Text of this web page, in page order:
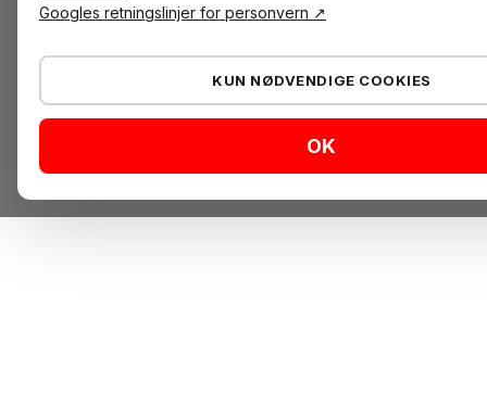
Googles retningslinjer for personvern ↗
KUN NØDVENDIGE COOKIES
OK